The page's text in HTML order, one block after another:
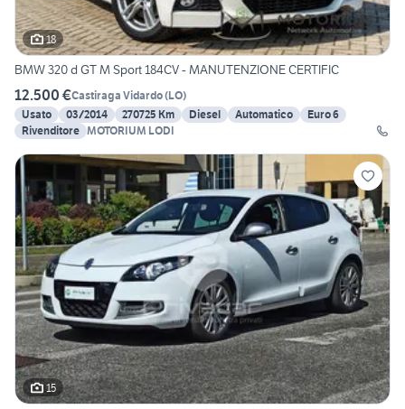
18
BMW 320 d GT M Sport 184CV - MANUTENZIONE CERTIFIC
12.500 €Castiraga Vidardo(LO)
Usato
03/2014 270725 Km Diesel Automatico
Euro 6
Rivenditore MOTORIUM LODI
15